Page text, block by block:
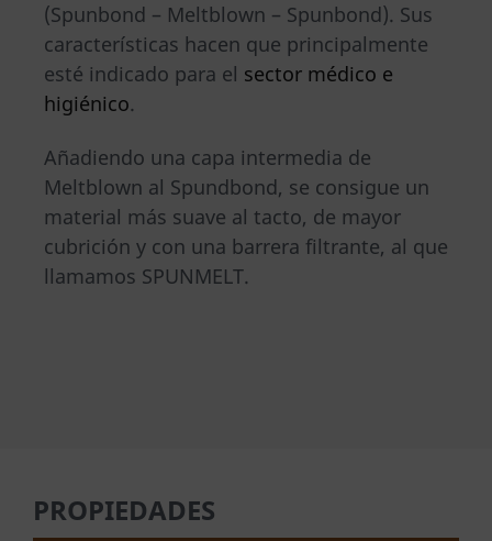
(Spunbond – Meltblown – Spunbond). Sus
características hacen que principalmente
esté indicado para el sector médico e
higiénico.
Añadiendo una capa intermedia de
Meltblown al Spundbond, se consigue un
material más suave al tacto, de mayor
cubrición y con una barrera filtrante, al que
llamamos SPUNMELT.
PROPIEDADES